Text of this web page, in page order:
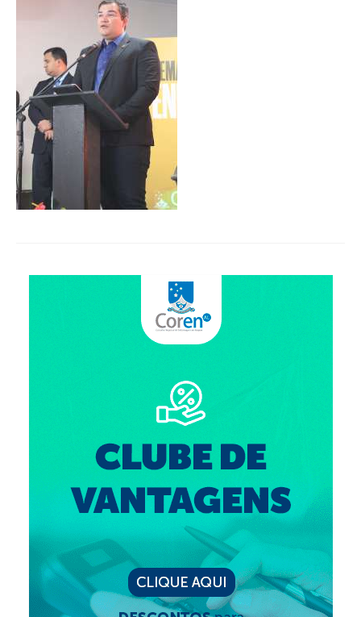
Organograma
Conselheiros e Diretoria
Câmaras Técnicas
Carta de Serviços ao Cidadão
Transparência e Prestação de Contas
Eleições
Eleições 2023
Eleições Anteriores
Agenda do presidente
Fiscalização
Responsabilidade Técnica
Legislações
Decisões
Portarias
Resoluções